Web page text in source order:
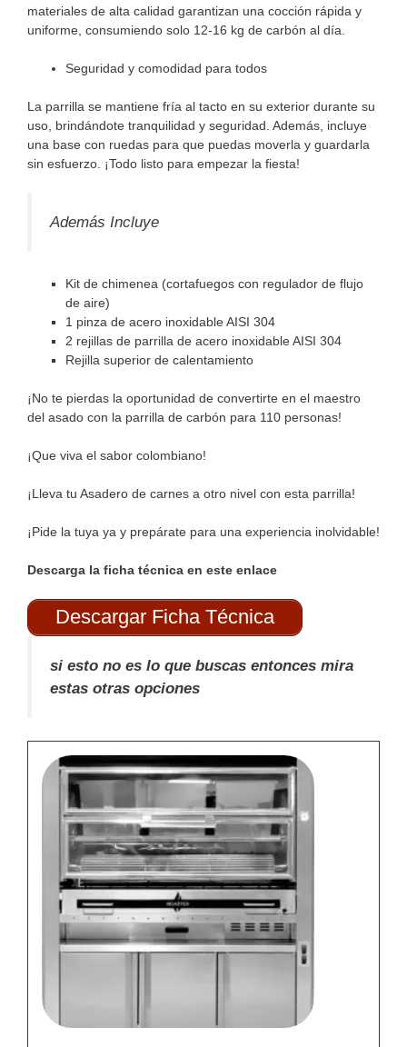
materiales de alta calidad garantizan una cocción rápida y
uniforme, consumiendo solo 12-16 kg de carbón al día.
Seguridad y comodidad para todos
La parrilla se mantiene fría al tacto en su exterior durante su
uso, brindándote tranquilidad y seguridad. Además, incluye
una base con ruedas para que puedas moverla y guardarla
sin esfuerzo. ¡Todo listo para empezar la fiesta!
Además Incluye
Kit de chimenea (cortafuegos con regulador de flujo
de aire)
1 pinza de acero inoxidable AISI 304
2 rejillas de parrilla de acero inoxidable AISI 304
Rejilla superior de calentamiento
¡No te pierdas la oportunidad de convertirte en el maestro
del asado con la parrilla de carbón para 110 personas!
¡Que viva el sabor colombiano!
¡Lleva tu Asadero de carnes a otro nivel con esta parrilla!
¡Pide la tuya ya y prepárate para una experiencia inolvidable!
Descarga la ficha técnica en este enlace
Descargar Ficha Técnica
si esto no es lo que buscas entonces mira
estas otras opciones